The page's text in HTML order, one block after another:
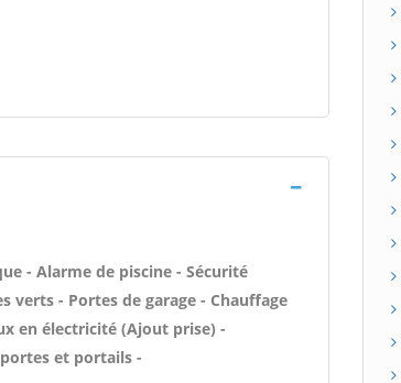
- Alarme de piscine - Sécurité
verts - Portes de garage - Chauffage
en électricité (Ajout prise) -
et portails -